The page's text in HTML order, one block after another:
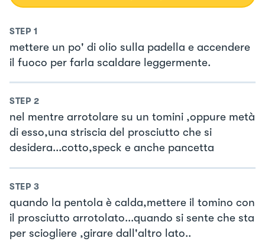
STEP 1
mettere un po' di olio sulla padella e accendere
il fuoco per farla scaldare leggermente.
STEP 2
nel mentre arrotolare su un tomini ,oppure metà
di esso,una striscia del prosciutto che si
desidera...cotto,speck e anche pancetta
STEP 3
quando la pentola è calda,mettere il tomino con
il prosciutto arrotolato...quando si sente che sta
per sciogliere ,girare dall'altro lato..